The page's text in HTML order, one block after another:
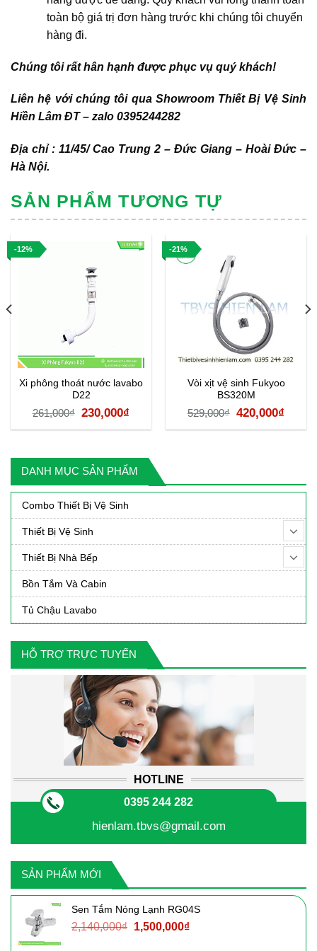
DANH MỤC SẢN PHẨM
Combo Thiết Bị Vệ Sinh
Thiết Bị Vệ Sinh
Thiết Bị Nhà Bếp
Bồn Tắm Và Cabin
Tủ Chậu Lavabo
HỖ TRỢ TRỰC TUYẾN
HOTLINE
0395 244 282
hienlam.tbvs@gmail.com
SẢN PHẨM MỚI
Sen Tắm Nóng Lạnh RG04S
2,140,000₫ Giá
1,500,000₫Giá
toàn bộ giá trị đơn hàng trước khi chúng tôi chuyển
hàng đi.
Chúng tôi rất hân hạnh được phục vụ quý khách!
Liên hệ với chúng tôi qua Showroom Thiết Bị Vệ Sinh
Hiền Lâm ĐT – zalo 0395244282
Địa chỉ : 11/45/ Cao Trung 2 – Đức Giang – Hoài Đức –
Hà Nội.
SẢN PHẨM TƯƠNG TỰ
-12%
Xi phông thoát nước lavabo
D22
261,000₫ Giá
gốc
261,000₫.
230,000₫
hiện
là:
230,000₫.
-21%
Vòi xịt vệ sinh Fukyoo
BS320M
529,000₫ Giá
gốc
420,000₫
hiện